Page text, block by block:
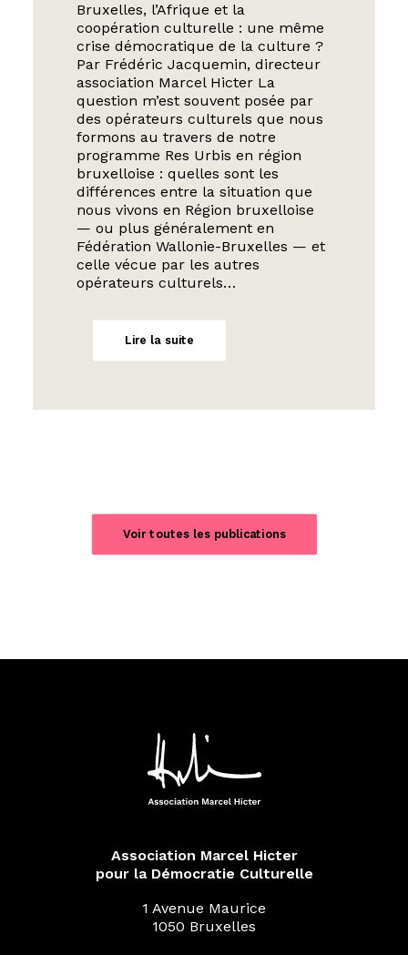
Bruxelles, l’Afrique et la
coopération culturelle : une même
crise démocratique de la culture ?
Par Frédéric Jacquemin, directeur
association Marcel Hicter La
question m’est souvent posée par
des opérateurs culturels que nous
formons au travers de notre
programme Res Urbis en région
bruxelloise : quelles sont les
différences entre la situation que
nous vivons en Région bruxelloise
— ou plus généralement en
Fédération Wallonie-Bruxelles — et
celle vécue par les autres
opérateurs culturels…
Lire la suite
Voir toutes les publications
Association Marcel Hicter
pour la Démocratie Culturelle
1 Avenue Maurice
1050 Bruxelles